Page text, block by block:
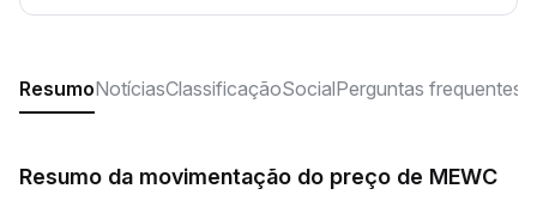
ResumoNotíciasClassificaçãoSocialPerguntas frequentes
Resumo da movimentação do preço de MEWC